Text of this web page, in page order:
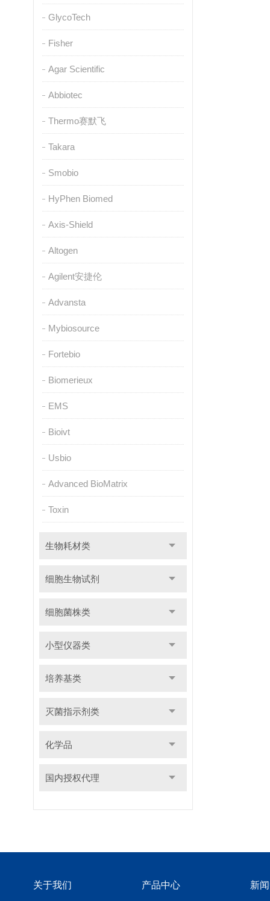
GlycoTech
Fisher
Agar Scientific
Abbiotec
Thermo赛默飞
Takara
Smobio
HyPhen Biomed
Axis-Shield
Altogen
Agilent安捷伦
Advansta
Mybiosource
Fortebio
Biomerieux
EMS
Bioivt
Usbio
Advanced BioMatrix
Toxin
生物耗材类
细胞生物试剂
细胞菌株类
小型仪器类
培养基类
灭菌指示剂类
化学品
国内授权代理
关于我们 产品中心 新